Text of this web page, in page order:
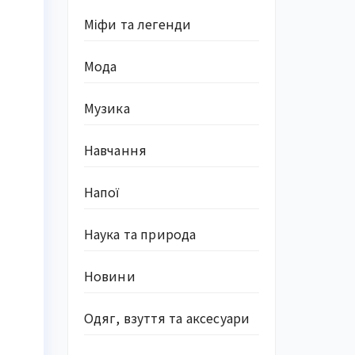
Міфи та легенди
Мода
Музика
Навчання
Напої
Наука та природа
Новини
Одяг, взуття та аксесуари